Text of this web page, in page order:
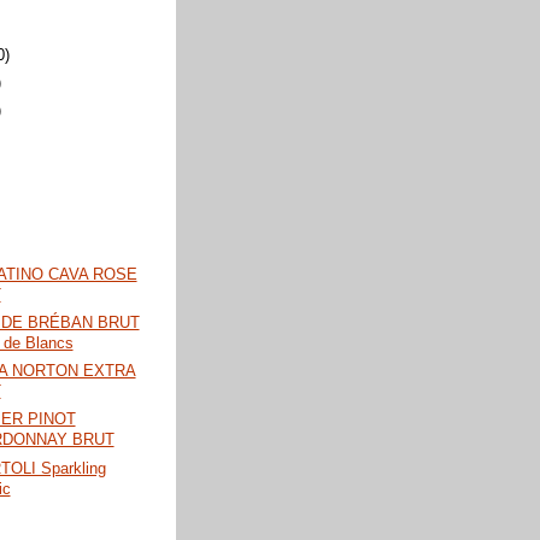
CAVA ROSE
BRÉBAN BRUT
Blancs
NORTON EXTRA
PINOT
BRUT
Sparkling